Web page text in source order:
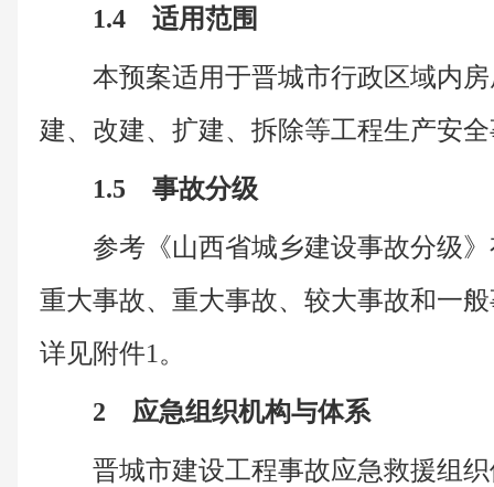
1.4 适用范围
本预案适用于晋城市行政区域内
建、改建、扩建、拆除等工程生产安
1.5 事故分级
参考《山西省城乡建设事故分级
重大事故、重大事故、较大事故和一
详见附件1。
2 应急组织机构与体系
晋城市建设工程事故应急救援组